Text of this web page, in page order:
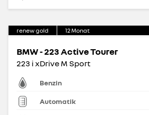
renew gold 12Monat
BMW - 223 Active Tourer
223 i xDrive M Sport
Benzin
Automatik